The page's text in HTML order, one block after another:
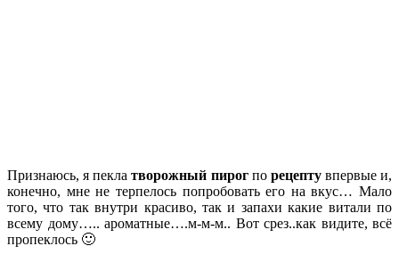
Признаюсь, я пеклатворожный пирогпорецептувпервые и,
конечно, мне не терпелось попробовать его на вкус… Мало
того, что так внутри красиво, так и запахи какие витали по
всему дому….. ароматные….м-м-м.. Вот срез..как видите, всё
пропеклось 🙂